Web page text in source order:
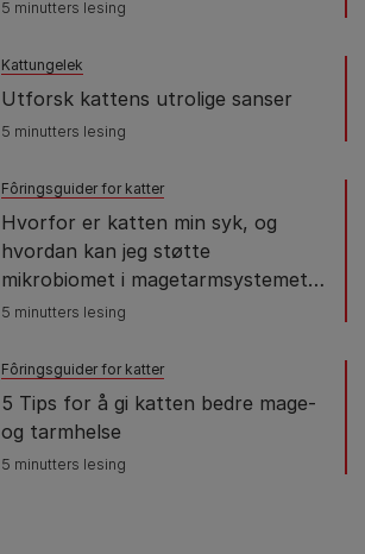
5 minutters lesing
Kattungelek
Utforsk kattens utrolige sanser
5 minutters lesing
Fôringsguider for katter
Hvorfor er katten min syk, og
hvordan kan jeg støtte
mikrobiomet i magetarmsystemet
dens
5 minutters lesing
Fôringsguider for katter
5 Tips for å gi katten bedre mage-
og tarmhelse
5 minutters lesing